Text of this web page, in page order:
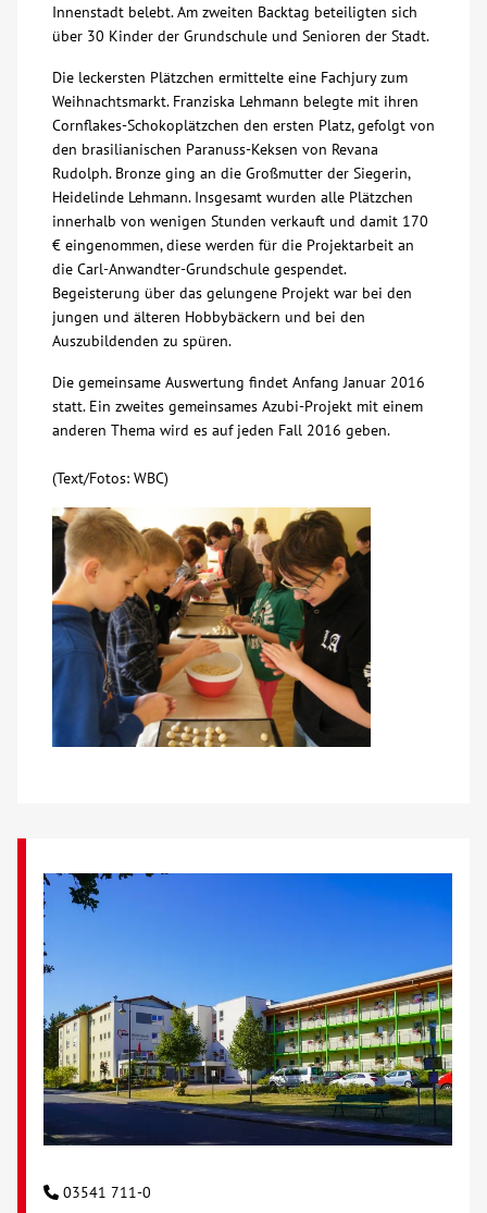
Innenstadt belebt. Am zweiten Backtag beteiligten sich
über 30 Kinder der Grundschule und Senioren der Stadt.
Die leckersten Plätzchen ermittelte eine Fachjury zum
Weihnachtsmarkt. Franziska Lehmann belegte mit ihren
Cornflakes-Schokoplätzchen den ersten Platz, gefolgt von
den brasilianischen Paranuss-Keksen von Revana
Rudolph. Bronze ging an die Großmutter der Siegerin,
Heidelinde Lehmann. Insgesamt wurden alle Plätzchen
innerhalb von wenigen Stunden verkauft und damit 170
€ eingenommen, diese werden für die Projektarbeit an
die Carl-Anwandter-Grundschule gespendet.
Begeisterung über das gelungene Projekt war bei den
jungen und älteren Hobbybäckern und bei den
Auszubildenden zu spüren.
Die gemeinsame Auswertung findet Anfang Januar 2016
statt. Ein zweites gemeinsames Azubi-Projekt mit einem
anderen Thema wird es auf jeden Fall 2016 geben.
(Text/Fotos: WBC)
03541 711-0